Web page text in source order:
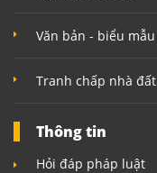
Văn bản - biểu mẫu
Tranh chấp nhà đất
Thông tin
Hỏi đáp pháp luật